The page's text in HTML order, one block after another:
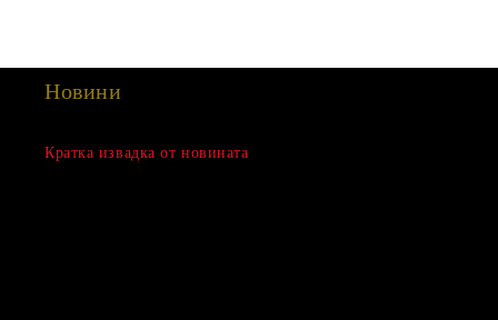
Новини
Кратка извадка от новината